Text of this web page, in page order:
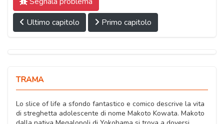
Ultimo capitolo
Primo capitolo
TRAMA
Lo slice of life a sfondo fantastico e comico descrive la vita
di streghetta adolescente di nome Makoto Kowata. Makoto